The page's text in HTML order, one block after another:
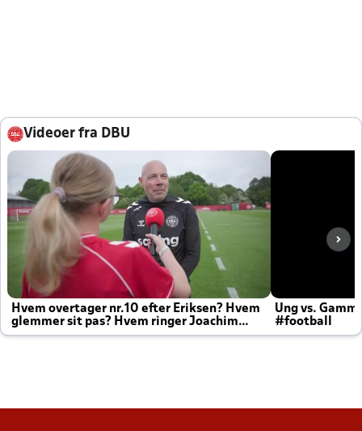
Videoer fra DBU
Hvem overtager nr.10 efter Eriksen? Hvem
glemmer sit pas? Hvem ringer Joachim
altid til efter kampe?
Ung vs.
#football